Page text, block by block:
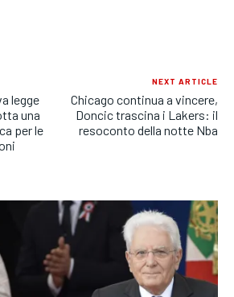
legge
una
per le
NEXT ARTICLE
Chicago continua a vincere,
Doncic trascina i Lakers: il
resoconto della notte Nba